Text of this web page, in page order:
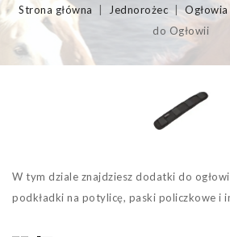
Strona główna Jednorożec Ogłowia
do Ogłowii
W tym dziale znajdziesz dodatki do
podkładki na potylicę, paski policzkowe i